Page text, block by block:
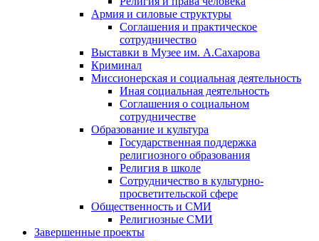
Армия и силовые структуры
Соглашения и практическое
сотрудничество
Выставки в Музее им. А.Сахарова
Криминал
Миссионерская и социальная деятельность
Иная социальная деятельность
Соглашения о социальном
сотрудничестве
Образование и культура
Государственная поддержка
религиозного образования
Религия в школе
Сотрудничество в культурно-
просветительской сфере
Общественность и СМИ
Религиозные СМИ
Завершенные проекты